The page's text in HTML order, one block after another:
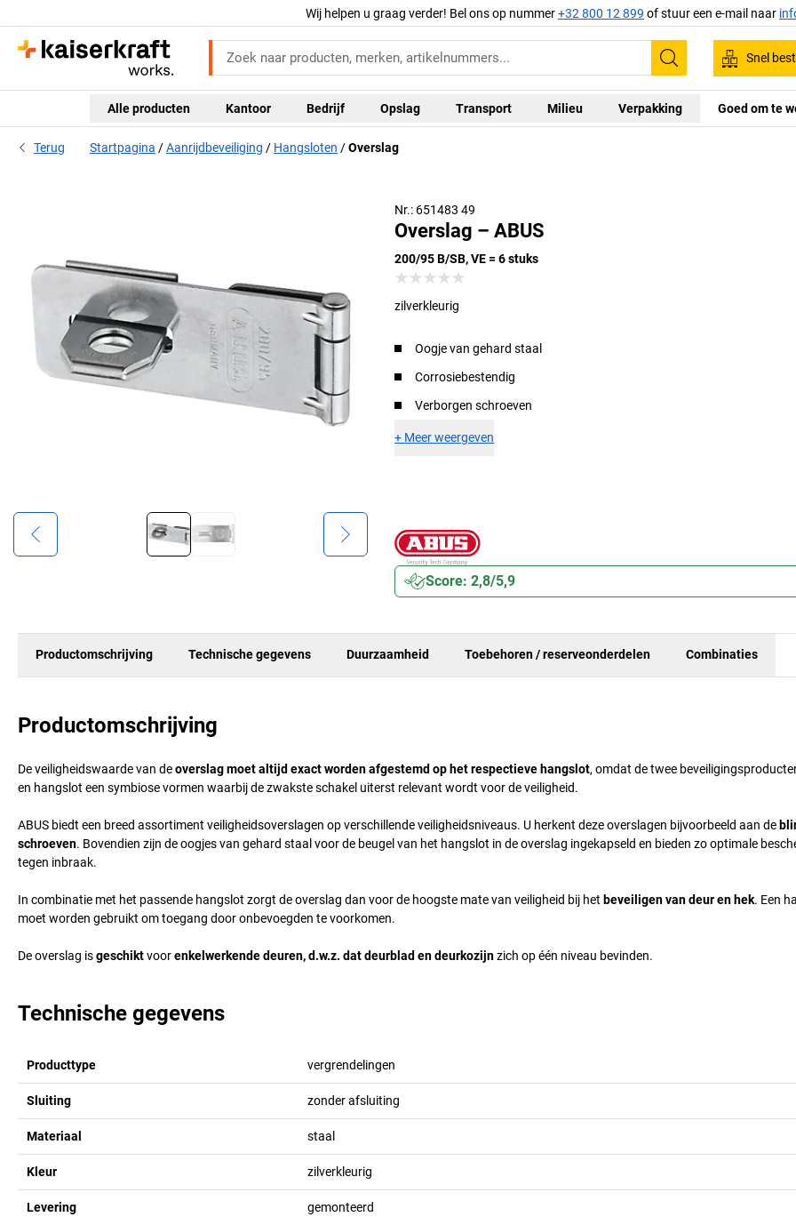
Wij helpen u graag verder! Bel ons op nummer+32 800 12 899 of stuur een e-mail naar
Zoeken
Snel
Alle producten Kantoor Bedrijf Opslag Transport Milieu Verpakking Goed om te
Terug Startpagina Aanrijdbeveiliging Hangsloten Overslag
Nr.: 651483 49
Overslag – ABUS
200/95 B/SB, VE = 6 stuks
zilverkleurig
Oogje van gehard staal
Corrosiebestendig
Verborgen schroeven
+ Meer weergeven
Score: 2,8/5,9
Productomschrijving Technische gegevens Duurzaamheid Toebehoren / reserveonderdelen Combinaties
Productomschrijving
De veiligheidswaarde van deoverslag moet altijd exact worden afgestemd op het respectieve hangslot, omdat de twee
en hangslot een symbiose vormen waarbij de zwakste schakel uiterst relevant wordt voor de veiligheid.
ABUS biedt een breed assortiment veiligheidsoverslagen op verschillende veiligheidsniveaus. U herkent deze overslagen bijvoorbeeld aan de
schroeven. Bovendien zijn de oogjes van gehard staal voor de beugel van het hangslot in de overslag ingekapseld en bieden zo optimale
tegen inbraak.
In combinatie met het passende hangslot zorgt de overslag dan voor de hoogste mate van veiligheid bij het beveiligen van deur en hek. Een
moet worden gebruikt om toegang door onbevoegden te voorkomen.
De overslag isgeschiktvoorenkelwerkende deuren, d.w.z. dat deurblad en deurkozijnzich op één niveau bevinden.
Technische gegevens
Producttype vergrendelingen
Sluiting zonder afsluiting
Materiaal staal
Kleur zilverkleurig
Levering gemonteerd